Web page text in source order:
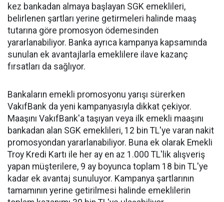
kez bankadan almaya başlayan SGK emeklileri,
belirlenen şartları yerine getirmeleri halinde maaş
tutarına göre promosyon ödemesinden
yararlanabiliyor. Banka ayrıca kampanya kapsamında
sunulan ek avantajlarla emeklilere ilave kazanç
fırsatları da sağlıyor.
Bankaların emekli promosyonu yarışı sürerken
VakıfBank da yeni kampanyasıyla dikkat çekiyor.
Maaşını VakıfBank'a taşıyan veya ilk emekli maaşını
bankadan alan SGK emeklileri, 12 bin TL'ye varan nakit
promosyondan yararlanabiliyor. Buna ek olarak Emekli
Troy Kredi Kartı ile her ay en az 1.000 TL'lik alışveriş
yapan müşterilere, 9 ay boyunca toplam 18 bin TL'ye
kadar ek avantaj sunuluyor. Kampanya şartlarının
tamamının yerine getirilmesi halinde emeklilerin